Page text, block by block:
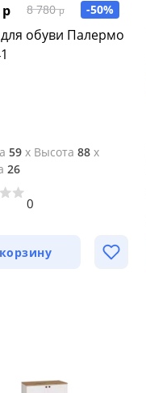
р 8 780 р -50%
обуви Палермо
59 x Высота 88 x
26
0